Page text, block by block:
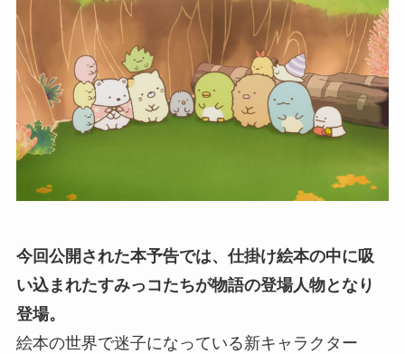
今回公開された本予告では、仕掛け絵本の中に吸
い込まれたすみっコたちが物語の登場人物となり
登場。
絵本の世界で迷子になっている新キャラクター